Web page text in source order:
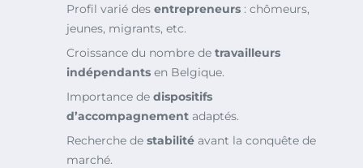
Profil varié des entrepreneurs : chômeurs,
jeunes, migrants, etc.
Croissance du nombre de travailleurs
indépendants en Belgique.
Importance de dispositifs
d’accompagnement adaptés.
Recherche de stabilité avant la conquête de
marché.